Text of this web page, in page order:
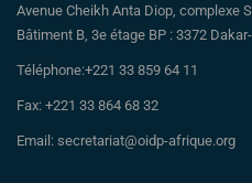
Avenue Cheikh Anta Diop, complexe
Bâtiment B, 3e étage BP : 3372 Dakar-
Téléphone:+221 33 859 64 11
Fax: +221 33 864 68 32
Email: secretariat@oidp-afrique.org